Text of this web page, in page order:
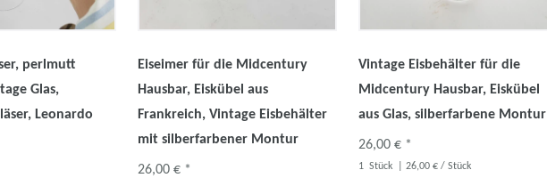
perlmutt
Glas,
Leonardo
Eiseimer für die Midcentury
Hausbar, Eiskübel aus
Frankreich, Vintage Eisbehälter
mit silberfarbener Montur
26,00 € *
Vintage Eisbehälter für die
Midcentury Hausbar, Eiskübel
aus Glas, silberfarbene Montur
26,00 € *
1 Stück | 26,00 € / Stück